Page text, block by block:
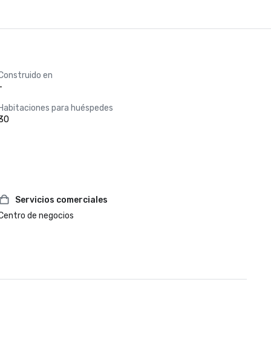
en
para huéspedes
Servicios comerciales
de negocios